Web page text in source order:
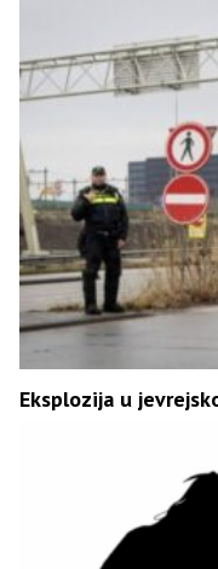
Eksplozija u